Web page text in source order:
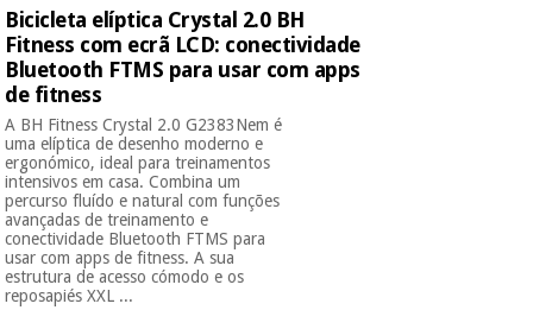
Bicicleta elíptica Crystal 2.0 BH
Fitness com ecrã LCD: conectividade
Bluetooth FTMS para usar com apps
de fitness
A BH Fitness Crystal 2.0 G2383Nem é
uma elíptica de desenho moderno e
ergonómico, ideal para treinamentos
intensivos em casa. Combina um
percurso fluído e natural com funções
avançadas de treinamento e
conectividade Bluetooth FTMS para
usar com apps de fitness. A sua
estrutura de acesso cómodo e os
reposapiés XXL ...